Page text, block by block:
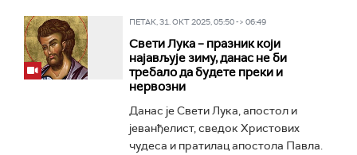
ПЕТАК, 31. ОКТ 2025, 05:50 -> 06:49
Свети Лука – празник који
најављује зиму, данас не би
требало да будете преки и
нервозни
Данас је Свети Лука, апостол и
јеванђелист, сведок Христових
чудеса и пратилац апостола Павла.